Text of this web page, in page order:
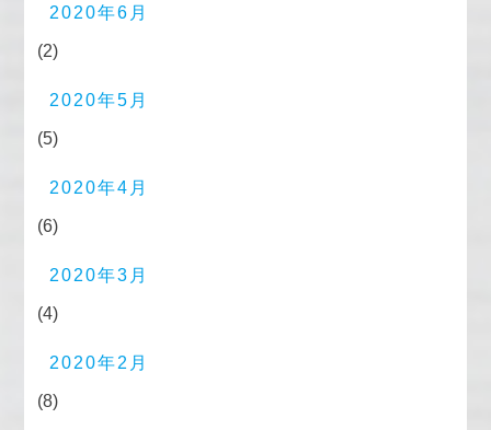
2020年6月
(2)
2020年5月
(5)
2020年4月
(6)
2020年3月
(4)
2020年2月
(8)